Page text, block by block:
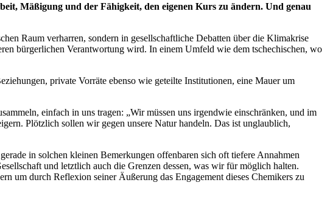
Mäßigung und der Fähigkeit, den eigenen Kurs zu ändern. Und genau
Raum verharren, sondern in gesellschaftliche Debatten über die Klimakrise
bürgerlichen Verantwortung wird. In einem Umfeld wie dem tschechischen, wo
private Vorräte ebenso wie geteilte Institutionen, eine Mauer um
einfach in uns tragen: „Wir müssen uns irgendwie einschränken, und im
Plötzlich sollen wir gegen unsere Natur handeln. Das ist unglaublich,
in solchen kleinen Bemerkungen offenbaren sich oft tiefere Annahmen
und letztlich auch die Grenzen dessen, was wir für möglich halten.
um durch Reflexion seiner Äußerung das Engagement dieses Chemikers zu